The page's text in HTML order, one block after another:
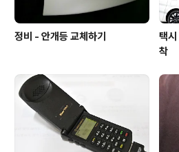
정비 - 안개등 교체하기
택
착